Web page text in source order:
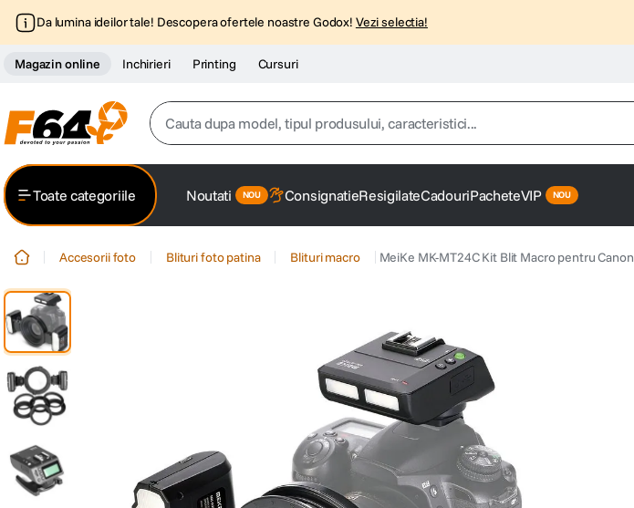
Da lumina ideilor tale! Descopera ofertele noastre Godox! Vezi selectia!
Magazin online Inchirieri Printing Cursuri
Cauta dupa model, tipul produsului, caracteristici...
2 . trepied
sony fx
Toate categoriile Noutati ConsignatieResigilateCadouriPacheteVIP
Accesorii foto Blituri foto patina Blituri macro MeiKe MK-MT24C Kit Blit Macro pentru Canon